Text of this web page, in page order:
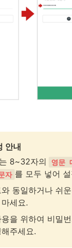
안내
8~32자의 영문
자 를 모두 넣어
동일하거나 쉬
세요.
을 위하여 비밀
주세요.